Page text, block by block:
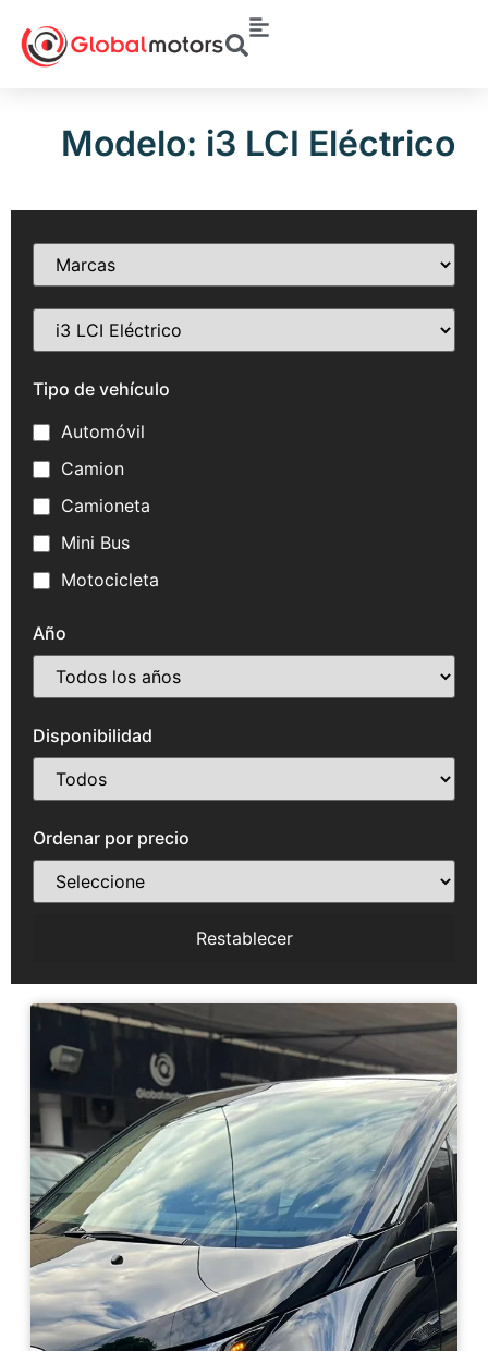
Modelo: i3 LCI Eléctrico
Tipo de vehículo
Automóvil
Camion
Camioneta
Mini Bus
Motocicleta
Año
Disponibilidad
Ordenar por precio
Restablecer